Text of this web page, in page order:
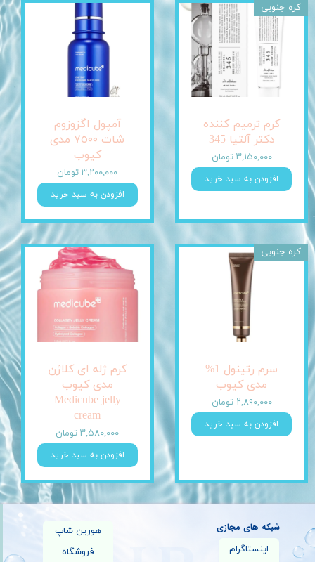
کرم ترمیم کننده
دکتر آلتیا 345
۳,۱۵۰,۰۰۰ تومان
افزودن به سبد خرید
کره جنوبی
آمپول اگزوزوم
شات ٧٥٠٠ مدی
کیوب
۳,۲۰۰,۰۰۰ تومان
افزودن به سبد خرید
سرم رتینول 1%
مدی کیوب
۲,۸۹۰,۰۰۰ تومان
افزودن به سبد خرید
کره جنوبی
کرم ژله ای کلاژن
مدی کیوب
Medicube jelly
cream
۳,۵۸۰,۰۰۰ تومان
افزودن به سبد خرید
هورین شاپ
فروشگاه
اینستاگرام
شبکه های مجازی